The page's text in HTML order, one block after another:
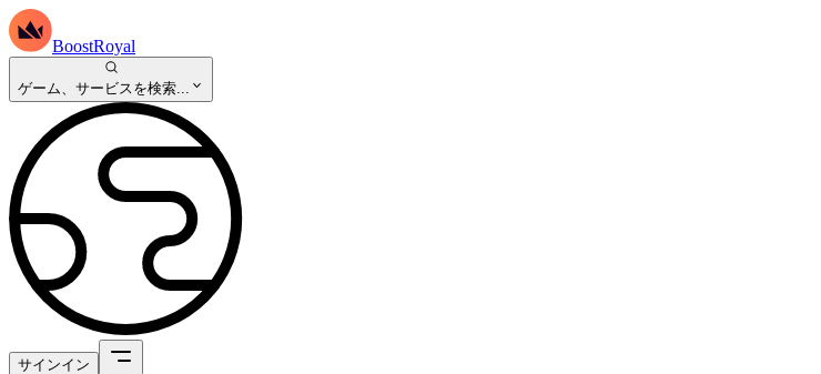
BoostRoyal
ゲーム、サービスを検索...
サインイン